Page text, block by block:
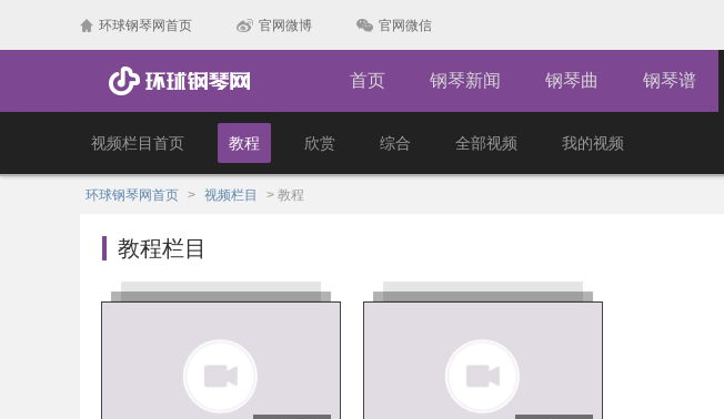
环球钢琴网首页 官网微博 官网微信
首页 钢琴新闻 钢琴曲 钢琴谱
视频栏目首页 教程 欣赏 综合 全部视频 我的视频
环球钢琴网首页 > 视频栏目 > 教程
教程栏目